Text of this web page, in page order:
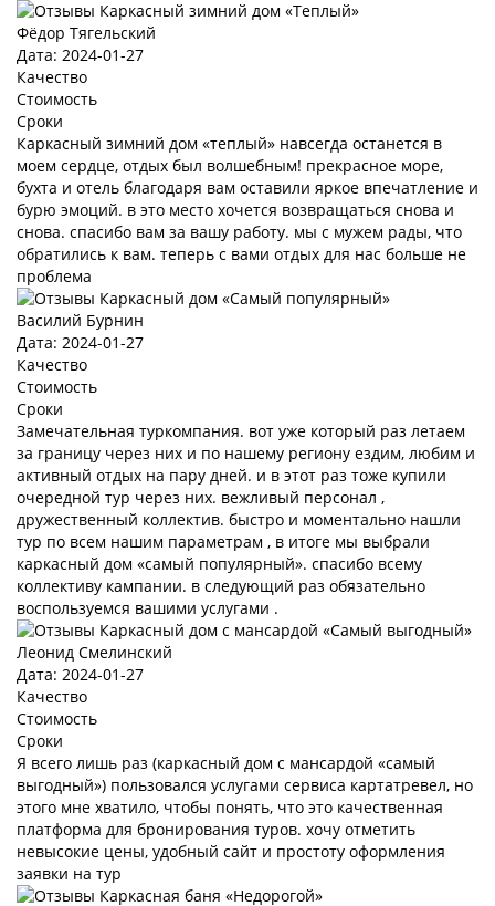
Фёдор Тягельский
Дата: 2024-01-27
Качество
Стоимость
Сроки
Каркасный зимний дом «теплый» навсегда останется в
моем сердце, отдых был волшебным! прекрасное море,
бухта и отель благодаря вам оставили яркое впечатление и
бурю эмоций. в это место хочется возвращаться снова и
снова. спасибо вам за вашу работу. мы с мужем рады, что
обратились к вам. теперь с вами отдых для нас больше не
проблема
Василий Бурнин
Дата: 2024-01-27
Качество
Стоимость
Сроки
Замечательная туркомпания. вот уже который раз летаем
за границу через них и по нашему региону ездим, любим и
активный отдых на пару дней. и в этот раз тоже купили
очередной тур через них. вежливый персонал ,
дружественный коллектив. быстро и моментально нашли
тур по всем нашим параметрам , в итоге мы выбрали
каркасный дом «самый популярный». спасибо всему
коллективу кампании. в следующий раз обязательно
воспользуемся вашими услугами .
Леонид Смелинский
Дата: 2024-01-27
Качество
Стоимость
Сроки
Я всего лишь раз (каркасный дом с мансардой «самый
выгодный») пользовался услугами сервиса картатревел, но
этого мне хватило, чтобы понять, что это качественная
платформа для бронирования туров. хочу отметить
невысокие цены, удобный сайт и простоту оформления
заявки на тур